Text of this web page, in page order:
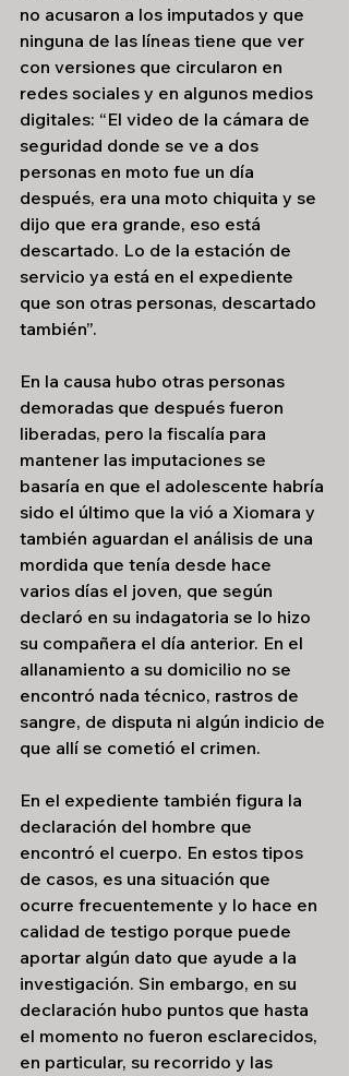
no acusaron a los imputados y que
ninguna de las líneas tiene que ver
con versiones que circularon en
redes sociales y en algunos medios
digitales: “El video de la cámara de
seguridad donde se ve a dos
personas en moto fue un día
después, era una moto chiquita y se
dijo que era grande, eso está
descartado. Lo de la estación de
servicio ya está en el expediente
que son otras personas, descartado
también”.
En la causa hubo otras personas
demoradas que después fueron
liberadas, pero la fiscalía para
mantener las imputaciones se
basaría en que el adolescente habría
sido el último que la vió a Xiomara y
también aguardan el análisis de una
mordida que tenía desde hace
varios días el joven, que según
declaró en su indagatoria se lo hizo
su compañera el día anterior. En el
allanamiento a su domicilio no se
encontró nada técnico, rastros de
sangre, de disputa ni algún indicio de
que allí se cometió el crimen.
En el expediente también figura la
declaración del hombre que
encontró el cuerpo. En estos tipos
de casos, es una situación que
ocurre frecuentemente y lo hace en
calidad de testigo porque puede
aportar algún dato que ayude a la
investigación. Sin embargo, en su
declaración hubo puntos que hasta
el momento no fueron esclarecidos,
en particular, su recorrido y las